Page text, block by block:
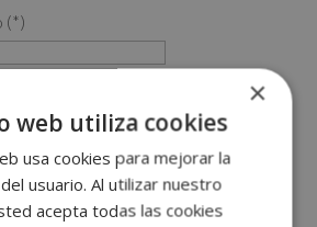
(*)
estás interesado (*) ×
web utiliza cookies
usa cookies para mejorar la
usuario. Al utilizar nuestro
acepta todas las cookies